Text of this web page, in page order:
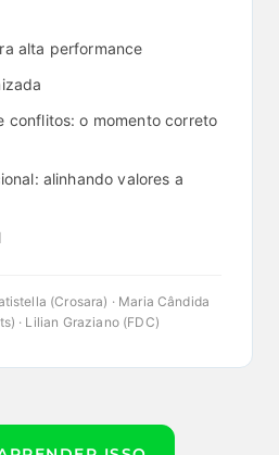
alta performance
conflitos: o momento correto
alinhando valores a
(Crosara) · Maria Cândida
· Lilian Graziano (FDC)